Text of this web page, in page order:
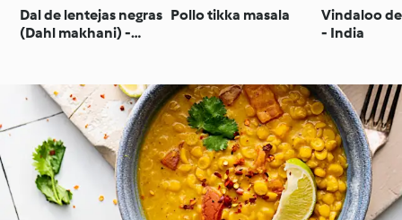
Dal de lentejas negras
(Dahl makhani) -
Pollo tikka masala
Vindaloo
- India